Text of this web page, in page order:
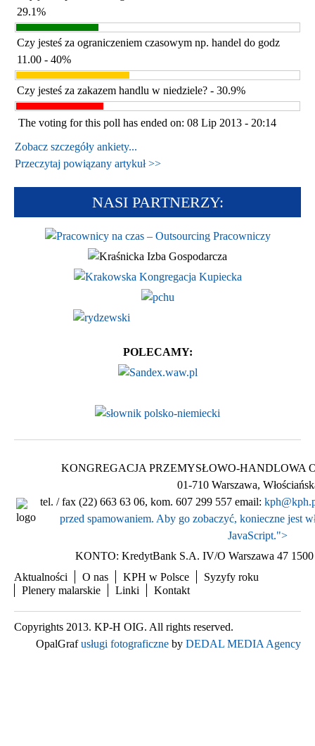
29.1%
Czy jesteś za ograniczeniem czasowym np. handel do godz
11.00 - 40%
Czy jesteś za zakazem handlu w niedziele? - 30.9%
The voting for this poll has ended on: 08 Lip 2013 - 20:14
Zobacz szczegóły ankiety...
Przeczytaj powiązany artykuł >>
NASI PARTNERZY:
POLECAMY:
KONGREGACJA PRZEMYSŁOWO-HANDLOWA
01-710 Warszawa,
tel. / fax (22) 663 63 06, kom. 607 299 557 email:
przed spamowaniem. Aby go zobaczyć, konieczne jest
JavaScript.">
KONTO: KredytBank S.A. IV/O Warszawa 47 1500
Aktualności
O nas KPH w Polsce
Syzyfy roku
Plenery malarskie
Linki Kontakt
Copyrights 2013. KP-H OIG. All rights reserved.
OpalGrafusługi fotograficzne by DEDAL MEDIA Agency